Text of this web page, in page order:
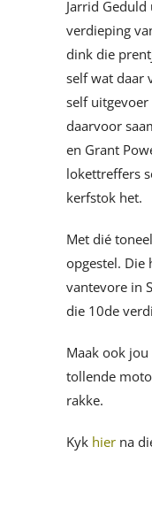
Jarrid Geduld
verdieping
dink die
self wat daar
self
daarvoor
en Grant
lokettreffers
kerfstok het.
Met dié
opgestel. Die
vantevore in
die 10de
Maak ook
tollende
rakke.
Kyk hierna